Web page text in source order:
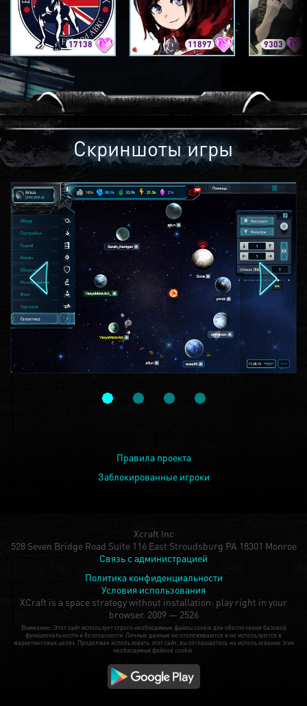
17138 11897 9303
Скриншоты игры
Правила проекта
Заблокированные игроки
Xcraft Inc
528 Seven Bridge Road Suite 116 East Stroudsburg PA 18301 Monroe
Связь с администрацией
Политика конфиденциальности
Условия использования
XCraft is a space strategy without installation: play right in your
browser. 2009 — 2526
Внимание: Этот сайт использует строго необходимые файлы cookie для обеспечения базовой
функциональности и безопасности. Личные данные не отслеживаются и не используются в
маркетинговых целях. Продолжая использовать этот сайт, вы соглашаетесь на использование этих
необходимых файлов cookie.